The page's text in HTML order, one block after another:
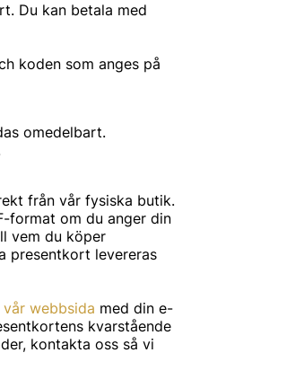
Du kan betala med
koden som anges på
omedelbart.
från vår fysiska butik.
format om du anger din
vem du köper
presentkort levereras
webbsida med din e-
kvarstående
kontakta oss så vi